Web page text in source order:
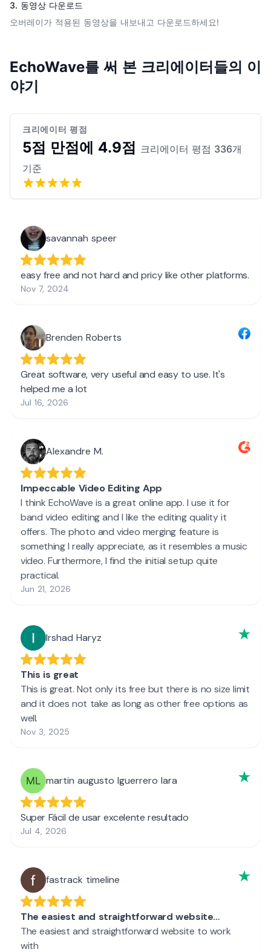
3. 동영상 다운로드
오버레이가 적용된 동영상을 내보내고 다운로드하세요!
EchoWave를 써 본 크리에이터들의 이
야기
크리에이터 평점
5점 만점에 4.9점
크리에이터 평점 336개
기준